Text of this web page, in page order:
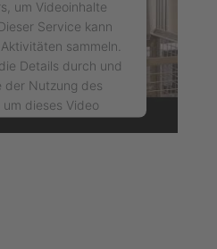
um Videoinhalte
Service kann
sammeln.
Details durch und
der Nutzung des
dieses Video